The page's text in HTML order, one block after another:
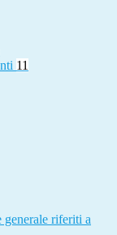
11
generale riferiti a